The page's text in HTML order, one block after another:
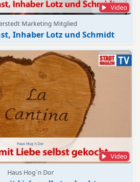
Video
Marketing Mitglied
Inhaber Lotz und Schmidt
Video
Haus Hog´n Dor